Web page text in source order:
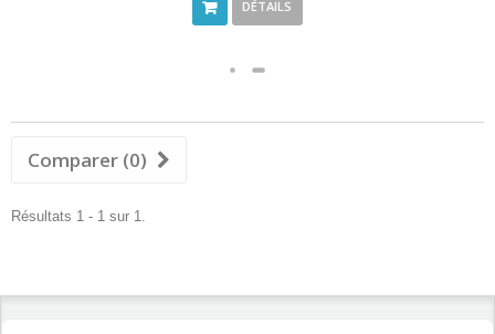
DÉTAILS
Comparer (0)
Résultats 1 - 1 sur 1.